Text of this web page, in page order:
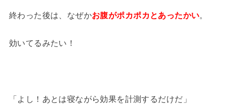
終わった後は、なぜかお腹がポカポカとあったかい
効いてるみたい！
「よし！あとは寝ながら効果を計測するだけだ」